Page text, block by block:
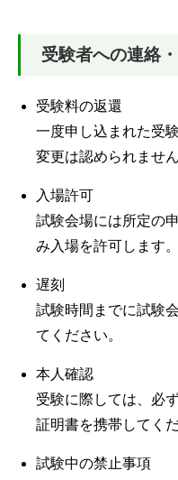
受験者への連絡
受験料の返還
一度申し込まれた受
変更は認められません
入場許可
試験会場には所定の
み入場を許可します。
遅刻
試験時間までに試験
てください。
本人確認
受験に際しては、必
証明書を携帯してくだ
試験中の禁止事項